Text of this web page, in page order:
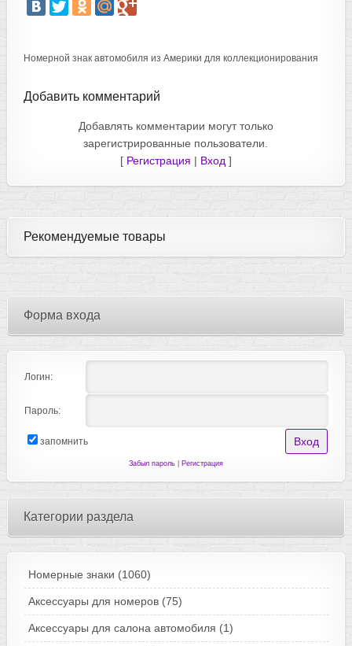
Номерной знак автомобиля из Америки для коллекционирования
Добавить комментарий
Добавлять комментарии могут только
зарегистрированные пользователи.
[ Регистрация | Вход ]
Рекомендуемые товары
Форма входа
Логин:
Пароль:
запомнить
Забыл пароль| Регистрация
Категории раздела
Номерные знаки (1060)
Аксессуары для номеров (75)
Аксессуары для салона автомобиля (1)